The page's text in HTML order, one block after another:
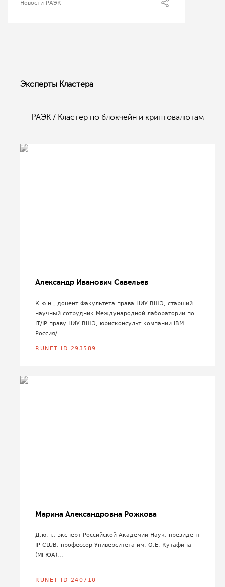
Новости РАЭК
Эксперты Кластера
РАЭК / Кластер по блокчейн и криптовалютам
Александр Иванович Савельев
К.ю.н., доцент Факультета права НИУ ВШЭ, старший
научный сотрудник Международной лаборатории по
IT/IP праву НИУ ВШЭ, юрисконсульт компании IBM
Россия/...
RUNET ID 293589
Марина Александровна Рожкова
Д.ю.н., эксперт Российской Академии Наук, президент
IP CLUB, профессор Университета им. О.Е. Кутафина
(МГЮА)...
RUNET ID 240710